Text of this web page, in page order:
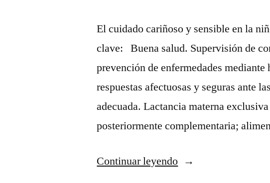
empresariales”
El cuidado cariñoso y sensible en la
clave: Buena salud. Supervisión de
prevención de enfermedades
respuestas afectuosas y seguras ante
adecuada. Lactancia materna
posteriormente complementaria;
Continuar leyendo“¿Cómo